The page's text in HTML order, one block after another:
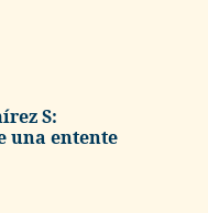
S:
una entente